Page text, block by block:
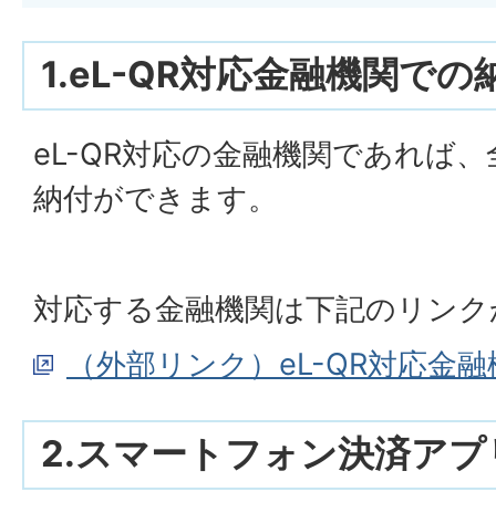
1.eL-QR対応金融機関での
eL-QR対応の金融機関であれば
納付ができます。
対応する金融機関は下記のリン
（外部リンク）eL-QR対応金
2.スマートフォン決済ア